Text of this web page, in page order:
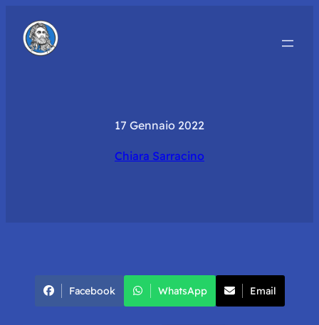
17 Gennaio 2022
Chiara Sarracino
Facebook WhatsApp Email